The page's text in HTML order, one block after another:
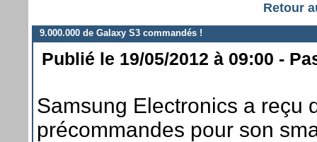
Retour
9.000.000 de Galaxy S3 commandés !
Publié le 19/05/2012 à 09:00 -
Samsung Electronics a reçu
précommandes pour son